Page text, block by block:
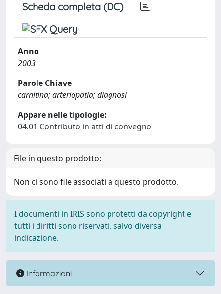
Scheda completa (DC)
Anno
2003
Parole Chiave
carnitina; arteriopatia; diagnosi
Appare nelle tipologie:
04.01 Contributo in atti di convegno
File in questo prodotto:
Non ci sono file associati a questo prodotto.
I documenti in IRIS sono protetti da copyright e
tutti i diritti sono riservati, salvo diversa
indicazione.
Informazioni